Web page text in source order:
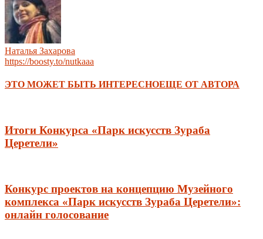
Наталья Захарова
https://boosty.to/nutkaaa
ЭТО МОЖЕТ БЫТЬ ИНТЕРЕСНОЕЩЕ ОТ АВТОРА
Итоги Конкурса «Парк искусств Зураба
Церетели»
Конкурс проектов на концепцию Музейного
комплекса «Парк искусств Зураба Церетели»:
онлайн голосование